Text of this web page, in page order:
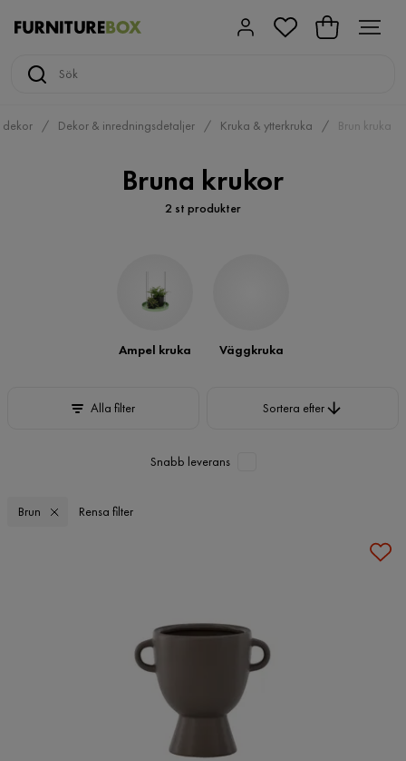
dekor Dekor & inredningsdetaljer Kruka & ytterkruka Brun kruka
Bruna krukor
2 st produkter
Ampel kruka Väggkruka
Alla filter Sortera efter
Snabb leverans
Brun Rensa filter